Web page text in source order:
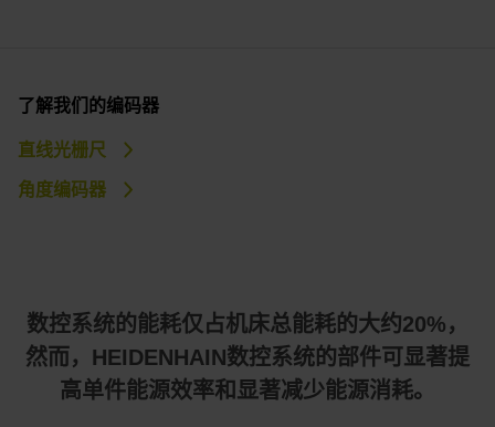
了解我们的编码器
直线光栅尺
角度编码器
数控系统的能耗仅占机床总能耗的大约20%，
然而，HEIDENHAIN数控系统的部件可显著提
高单件能源效率和显著减少能源消耗。